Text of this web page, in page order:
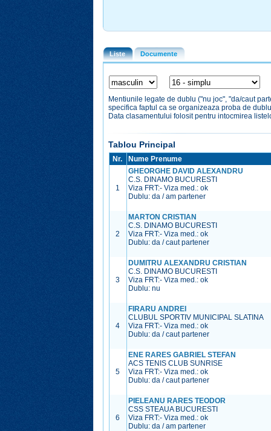
Liste Documente
Mentiunile legate de dublu ("nu joc", "da/caut
specifica faptul ca se organizeaza proba de
Data clasamentului folosit pentru intocmirea
Tablou Principal
Nr. Nume Prenume
1
GHEORGHE DAVID ALEXANDRU
C.S. DINAMO BUCURESTI
Viza FRT:- Viza med.:ok
Dublu: da / am partener
2
MARTON CRISTIAN
C.S. DINAMO BUCURESTI
Viza FRT:- Viza med.:ok
Dublu: da / caut partener
3
DUMITRU ALEXANDRU CRISTIAN
C.S. DINAMO BUCURESTI
Viza FRT:- Viza med.:ok
Dublu: nu
4
FIRARU ANDREI
CLUBUL SPORTIV MUNICIPAL SLATINA
Viza FRT:- Viza med.:ok
Dublu: da / caut partener
5
ENE RARES GABRIEL STEFAN
ACS TENIS CLUB SUNRISE
Viza FRT:- Viza med.:ok
Dublu: da / caut partener
6
PIELEANU RARES TEODOR
CSS STEAUA BUCURESTI
Viza FRT:- Viza med.:ok
Dublu: da / am partener